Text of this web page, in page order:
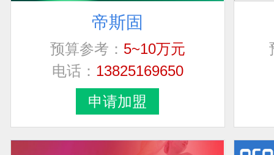
帝斯固
电话：
13825169650
申请加盟
潘构
杨
杨
杨 浙江省嘉兴市